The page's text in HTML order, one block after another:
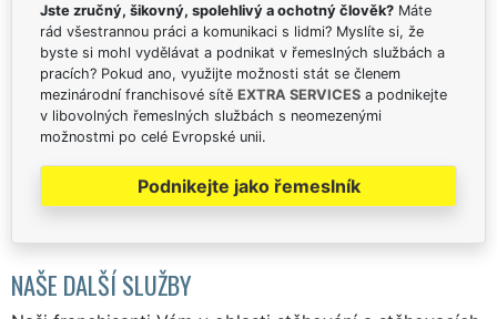
Jste zručný, šikovný, spolehlivý a ochotný člověk? Máte
rád všestrannou práci a komunikaci s lidmi? Myslíte si, že
byste si mohl vydělávat a podnikat v řemeslných službách a
pracích? Pokud ano, využijte možnosti stát se členem
mezinárodní franchisové sítě EXTRA SERVICES a podnikejte
v libovolných řemeslných službách s neomezenými
možnostmi po celé Evropské unii.
Podnikejte jako řemeslník
NAŠE DALŠÍ SLUŽBY